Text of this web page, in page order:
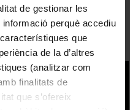
de gestionar les
perquè accediu
que
de la d’altres
(analitzar com
finalitats de
que s’ofereix
Programa públic
innovació en salut a